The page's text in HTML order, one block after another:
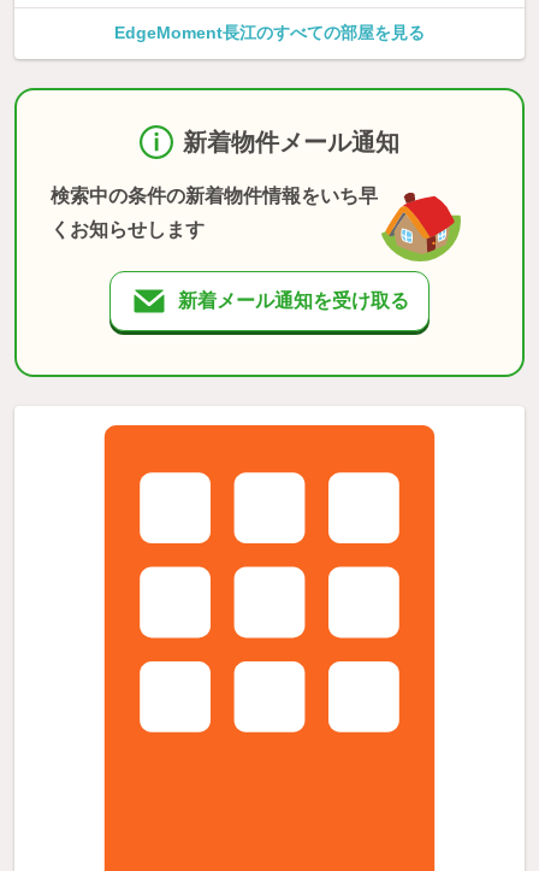
EdgeMoment長江のすべての部屋を見る
新着物件メール通知
検索中の条件の新着物件情報をいち早
くお知らせします
新着メール通知を受け取る